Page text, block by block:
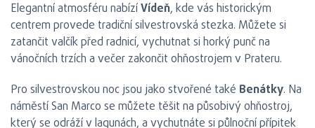
Elegantní atmosféru nabízíVídeň, kde vás historickým
centrem provede tradiční silvestrovská stezka. Můžete si
zatančit valčík před radnicí, vychutnat si horký punč na
vánočních trzích a večer zakončit ohňostrojem v Prateru.
Pro silvestrovskou noc jsou jako stvořené také Benátky. Na
náměstí San Marco se můžete těšit na působivý ohňostroj,
který se odráží v lagunách, a vychutnáte si půlnoční přípitek